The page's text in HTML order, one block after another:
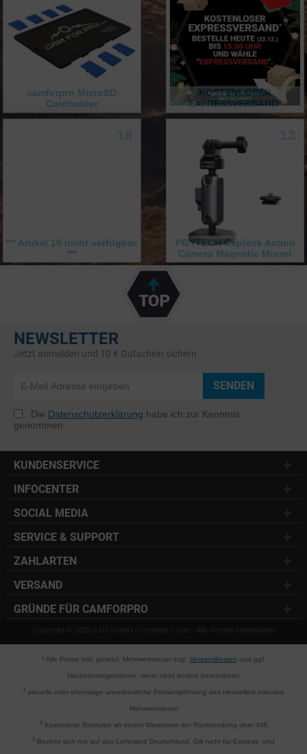
camforpro MicroSD
Cardholder
KOSTENLOSER
EXPRESSVERSAND*
*** Artikel 18 nicht verfügbar.
***
PGYTECH Caplock Action
Camera Magnetic Mount
NEWSLETTER
Jetzt anmelden und 10 € Gutschein sichern
SENDEN
Die Datenschutzerklärung habe ich zur Kenntnis
genommen.
KUNDENSERVICE
INFOCENTER
SOCIAL MEDIA
SERVICE & SUPPORT
ZAHLARTEN
VERSAND
GRÜNDE FÜR CAMFORPRO
* Alle Preise inkl. gesetzl. Mehrwertsteuer zzgl. Versandkosten und ggf.
Nachnahmegebühren, wenn nicht anders beschrieben
1 aktuelle oder ehemalige unverbindliche Preisempfehlung des Herstellers inklusive
Mehrwertsteuer
2Kostenlose Retouren ab einem Warenwert der Rücksendung über 40€
3 Bezieht sich nur auf das Lieferland Deutschland. Gilt nicht für Express- und